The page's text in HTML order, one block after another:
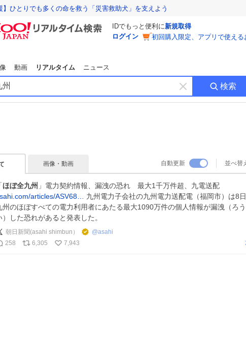
】ひとりでも多くの命を救う「災害救助犬」を支えよう
IDでもっと便利に新規取得
ログイン
初回購入限定、アプリで使える
動画 リアルタイム ニュース
キ
ー
す
検索
画像・動画 自動更新 並べ替
ほぼ全九州 」電力契約情報、漏洩の恐れ 最大1千万件超、九電送配
articles/ASV68…
九州電力子会社の九州電力送配電（福岡市）は8日
州のほぼすべての電力利用者にあたる最大1090万件の個人情報が漏洩（ろう
）した恐れがあると発表した。
朝日新聞(asahi shimbun） @asahi
258
6,305 7,943